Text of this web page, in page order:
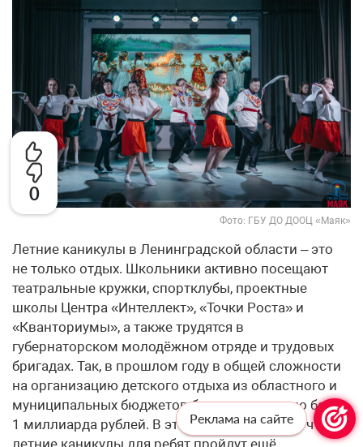
0
Фото: ГБУ ДО ДООЦ «Маяк»
Летние каникулы в Ленинградской области – это
не только отдых. Школьники активно посещают
театральные кружки, спортклубы, проектные
школы Центра «Интеллект», «Точки Роста» и
«Кванториумы», а также трудятся в
губернаторском молодёжном отряде и трудовых
бригадах. Так, в прошлом году в общей сложности
на организацию детского отдыха из областного и
муниципальных бюджетов было направлено более
1 миллиарда рублей. В этом году ожидается, что
летние каникулы для ребят пройдут ещё
Реклама на сайте